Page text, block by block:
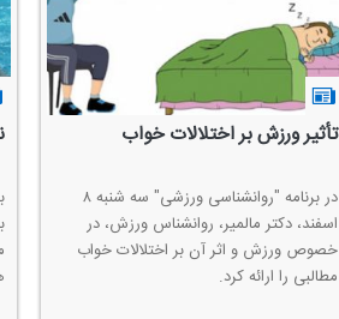
تأثیر ورزش بر اختلالات خواب
در برنامه "روانشناسی ورزشی" سه شنبه ۸
اسفند، دكتر مالمیر، روانشناس ورزش، در
خصوص ورزش و اثر آن بر اختلالات خواب
مطالبی را ارائه كرد.